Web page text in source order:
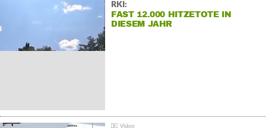
RKI:
FAST 12.000 HITZETOTE IN
DIESEM JAHR